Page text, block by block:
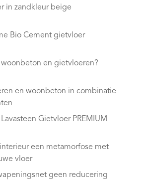
in zandkleur beige
Bio Cement gietvloer
woonbeton en gietvloeren?
en woonbeton in combinatie
Gietvloer PREMIUM
een metamorfose met
vloer
geen reducering